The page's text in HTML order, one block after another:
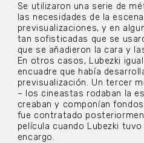
Se utilizaron una serie de
las necesidades de la
previsualizaciones, y en
tan sofisticadas que se
que se añadieron la cara y
En otros casos, Lubezki
encuadre que había
previsualización. Un tercer
– los cineastas rodaban la
creaban y componían
fue contratado
película cuando Lubezki
encargo.